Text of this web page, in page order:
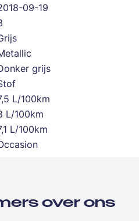
09-19
grijs
L/100km
L/100km
L/100km
over ons